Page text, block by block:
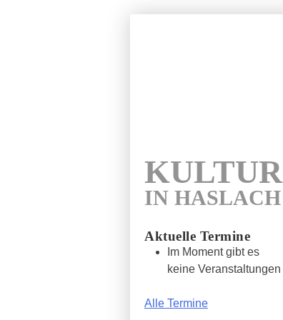
KULTUR
IN HASLACH
Aktuelle Termine
Im Moment gibt es
keine Veranstaltungen
Alle Termine